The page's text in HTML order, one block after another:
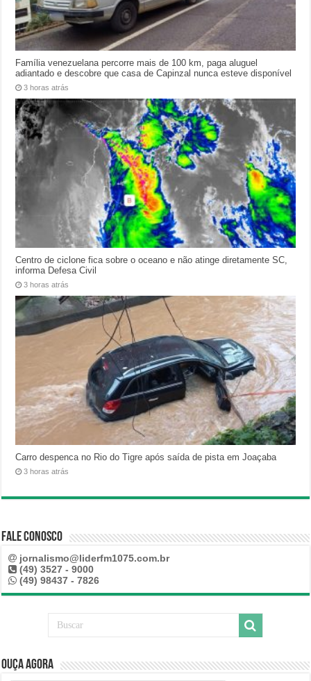
Família venezuelana percorre mais de 100 km, paga aluguel
adiantado e descobre que casa de Capinzal nunca esteve disponível
3 horas atrás
Centro de ciclone fica sobre o oceano e não atinge diretamente SC,
informa Defesa Civil
3 horas atrás
Carro despenca no Rio do Tigre após saída de pista em Joaçaba
3 horas atrás
Fale Conosco
jornalismo@liderfm1075.com.br
(49) 3527 - 9000
(49) 98437 - 7826
Ouça Agora